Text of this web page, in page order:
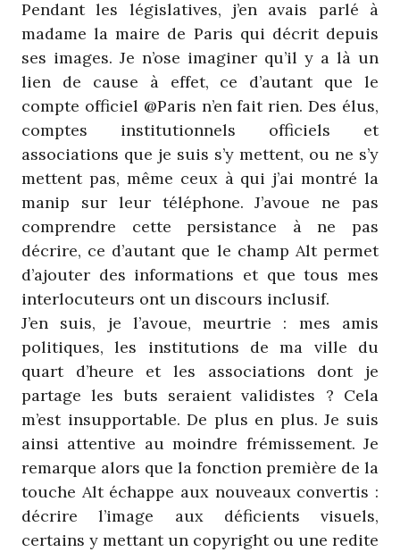
Pendant les législatives, j’en avais parlé à
madame la maire de Paris qui décrit depuis
ses images. Je n’ose imaginer qu’il y a là un
lien de cause à effet, ce d’autant que le
compte officiel @Paris n’en fait rien. Des élus,
comptes institutionnels officiels et
associations que je suis s’y mettent, ou ne s’y
mettent pas, même ceux à qui j’ai montré la
manip sur leur téléphone. J’avoue ne pas
comprendre cette persistance à ne pas
décrire, ce d’autant que le champ Alt permet
d’ajouter des informations et que tous mes
interlocuteurs ont un discours inclusif.
J’en suis, je l’avoue, meurtrie : mes amis
politiques, les institutions de ma ville du
quart d’heure et les associations dont je
partage les buts seraient validistes ? Cela
m’est insupportable. De plus en plus. Je suis
ainsi attentive au moindre frémissement. Je
remarque alors que la fonction première de la
touche Alt échappe aux nouveaux convertis :
décrire l’image aux déficients visuels,
certains y mettant un copyright ou une redite